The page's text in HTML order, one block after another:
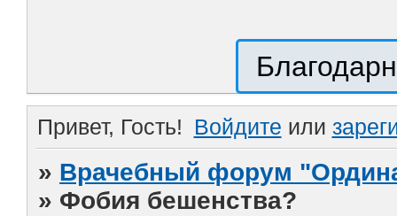
Привет, Гость! Войдите или
» Врачебный форум
» Фобия бешенства?